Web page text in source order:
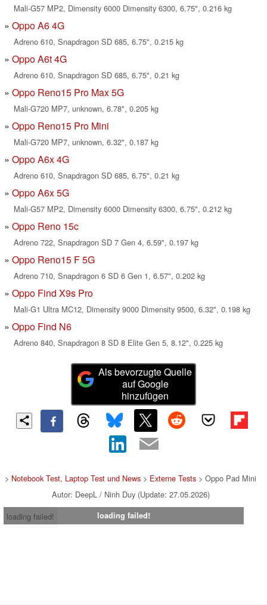
Mali-G57 MP2, Dimensity 6000 Dimensity 6300, 6.75", 0.216 kg
Oppo A6 4G
Adreno 610, Snapdragon SD 685, 6.75", 0.215 kg
Oppo A6t 4G
Adreno 610, Snapdragon SD 685, 6.75", 0.21 kg
Oppo Reno15 Pro Max 5G
Mali-G720 MP7, unknown, 6.78", 0.205 kg
Oppo Reno15 Pro Mini
Mali-G720 MP7, unknown, 6.32", 0.187 kg
Oppo A6x 4G
Adreno 610, Snapdragon SD 685, 6.75", 0.21 kg
Oppo A6x 5G
Mali-G57 MP2, Dimensity 6000 Dimensity 6300, 6.75", 0.212 kg
Oppo Reno 15c
Adreno 722, Snapdragon SD 7 Gen 4, 6.59", 0.197 kg
Oppo Reno15 F 5G
Adreno 710, Snapdragon 6 SD 6 Gen 1, 6.57", 0.202 kg
Oppo Find X9s Pro
Mali-G1 Ultra MC12, Dimensity 9000 Dimensity 9500, 6.32", 0.198 kg
Oppo Find N6
Adreno 840, Snapdragon 8 SD 8 Elite Gen 5, 8.12", 0.225 kg
Als bevorzugte Quelle
auf Google
hinzufügen
> Notebook Test, Laptop Test und News > Externe Tests > Oppo Pad Mini
Autor: DeepL / Ninh Duy (Update: 27.05.2026)
loading failed!
loading failed!